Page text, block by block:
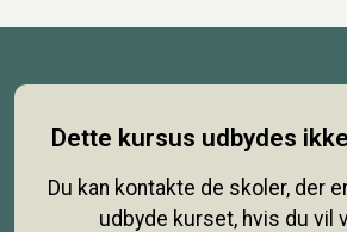
Dette kursus udbydes
Du kan kontakte de skoler, der
udbyde kurset, hvis du vil